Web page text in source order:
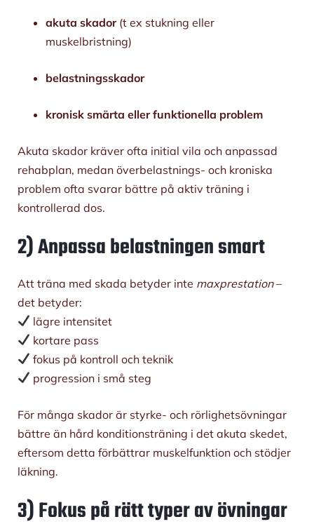
akuta skador(t ex stukning eller
muskelbristning)
belastningsskador
kronisk smärta eller funktionella problem
Akuta skador kräver ofta initial vila och anpassad
rehabplan, medan överbelastnings- och kroniska
problem ofta svarar bättre på aktiv träning i
kontrollerad dos.
2) Anpassa belastningen smart
Att träna med skada betyder inte maxprestation–
det betyder:
lägre intensitet
kortare pass
fokus på kontroll och teknik
progression i små steg
För många skador är styrke- och rörlighetsövningar
bättre än hård konditionsträning i det akuta skedet,
eftersom detta förbättrar muskelfunktion och stödjer
läkning.
3) Fokus på rätt typer av övningar